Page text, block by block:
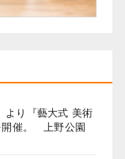
より『藝大式 美術
開催。 上野公園